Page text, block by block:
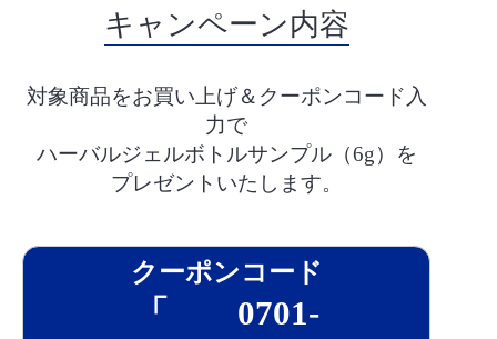
キャンペーン内容
対象商品をお買い上げ＆クーポンコード入
力で
ハーバルジェルボトルサンプル（6g）を
プレゼントいたします。
クーポンコード
「 0701-